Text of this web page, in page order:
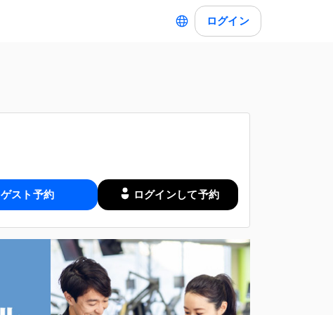
ログイン
ゲスト予約 ログインして予約